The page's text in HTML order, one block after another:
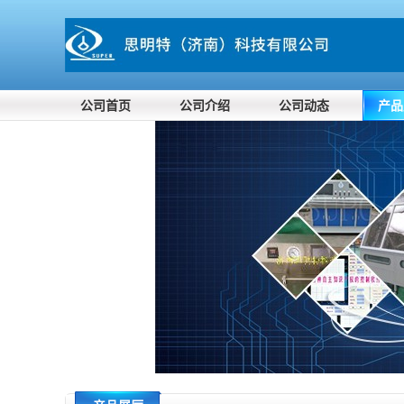
公司首页 公司介绍 公司动态 产